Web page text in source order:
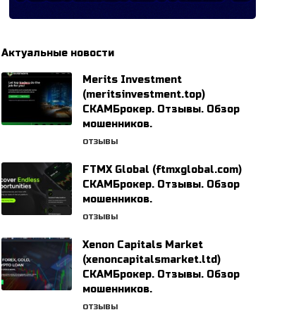
Актуальные новости
Merits Investment
(meritsinvestment.top)
СКАМБрокер. Отзывы. Обзор
мошенников.
ОТЗЫВЫ
FTMX Global (ftmxglobal.com)
СКАМБрокер. Отзывы. Обзор
мошенников.
ОТЗЫВЫ
Xenon Capitals Market
(xenoncapitalsmarket.ltd)
СКАМБрокер. Отзывы. Обзор
мошенников.
ОТЗЫВЫ